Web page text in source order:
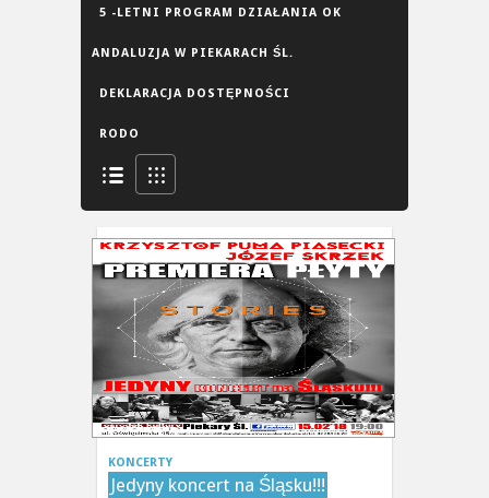
5 -LETNI PROGRAM DZIAŁANIA OK
ANDALUZJA W PIEKARACH ŚL.
DEKLARACJA DOSTĘPNOŚCI
RODO
KONCERTY
Jedyny koncert na Śląsku!!!